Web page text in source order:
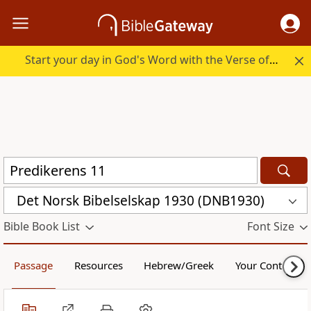
Start your day in God's Word with the Verse of the Day.
Det Norsk Bibelselskap 1930 (DNB1930)
Bible Book List Font Size
Passage Resources Hebrew/Greek Your Content